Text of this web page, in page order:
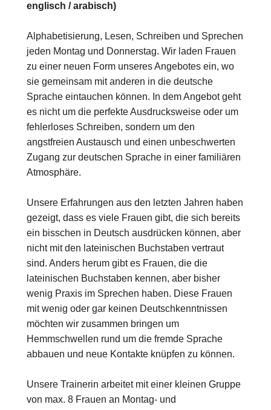
englisch / arabisch)
Alphabetisierung, Lesen, Schreiben und Sprechen
jeden Montag und Donnerstag. Wir laden Frauen
zu einer neuen Form unseres Angebotes ein, wo
sie gemeinsam mit anderen in die deutsche
Sprache eintauchen können. In dem Angebot geht
es nicht um die perfekte Ausdrucksweise oder um
fehlerloses Schreiben, sondern um den
angstfreien Austausch und einen unbeschwerten
Zugang zur deutschen Sprache in einer familiären
Atmosphäre.
Unsere Erfahrungen aus den letzten Jahren haben
gezeigt, dass es viele Frauen gibt, die sich bereits
ein bisschen in Deutsch ausdrücken können, aber
nicht mit den lateinischen Buchstaben vertraut
sind. Anders herum gibt es Frauen, die die
lateinischen Buchstaben kennen, aber bisher
wenig Praxis im Sprechen haben. Diese Frauen
mit wenig oder gar keinen Deutschkenntnissen
möchten wir zusammen bringen um
Hemmschwellen rund um die fremde Sprache
abbauen und neue Kontakte knüpfen zu können.
Unsere Trainerin arbeitet mit einer kleinen Gruppe
von max. 8 Frauen an Montag- und